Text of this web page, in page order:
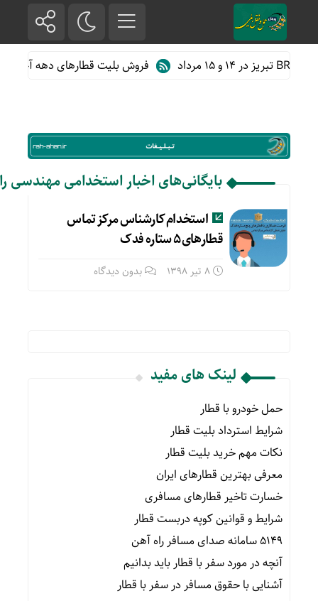
فروش بلیت قطارهای دهه آخر
بایگانی‌های اخبار استخدامی مهندسی
استخدام کارشناس مرکز تماس
قطارهای ۵ ستاره فدک
8 تیر 1398 بدون دیدگاه
لینک های مفید
حمل خودرو با قطار
شرایط استرداد بلیت قطار
نکات مهم خرید بلیت قطار
معرفی بهترین قطارهای ایران
خسارت تاخیر قطارهای مسافری
شرایط و قوانین کوپه دربست قطار
۵۱۴۹ سامانه صدای مسافر راه آهن
آنچه در مورد سفر با قطار باید بدانیم
آشنایی با حقوق مسافر در سفر با قطار